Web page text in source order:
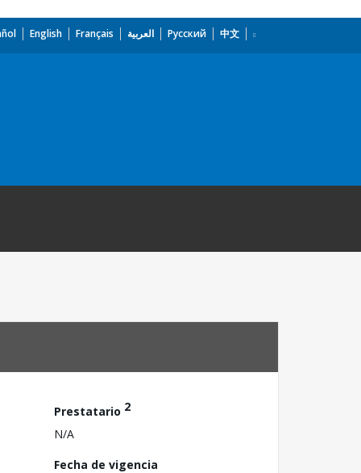
English Français العربية Русский 中文
Prestatario 2
N/A
Fecha de vigencia